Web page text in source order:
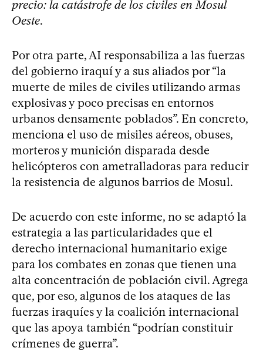
precio: la catástrofe de los civiles en Mosul
Oeste.
Por otra parte, AI responsabiliza a las fuerzas
del gobierno iraquí y a sus aliados por “la
muerte de miles de civiles utilizando armas
explosivas y poco precisas en entornos
urbanos densamente poblados”. En concreto,
menciona el uso de misiles aéreos, obuses,
morteros y munición disparada desde
helicópteros con ametralladoras para reducir
la resistencia de algunos barrios de Mosul.
De acuerdo con este informe, no se adaptó la
estrategia a las particularidades que el
derecho internacional humanitario exige
para los combates en zonas que tienen una
alta concentración de población civil. Agrega
que, por eso, algunos de los ataques de las
fuerzas iraquíes y la coalición internacional
que las apoya también “podrían constituir
crímenes de guerra”.